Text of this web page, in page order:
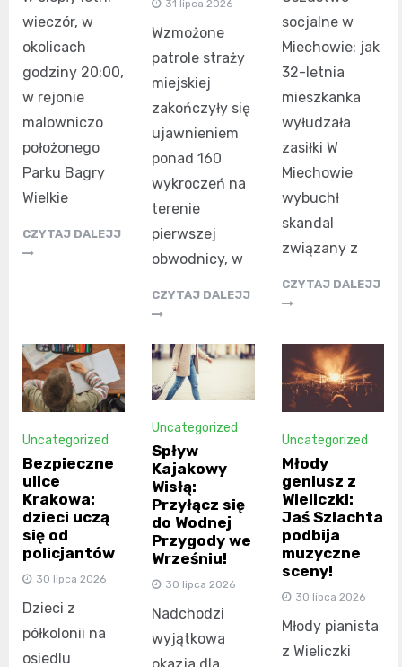
wieczór, w
okolicach
godziny 20:00,
w rejonie
malowniczo
położonego
Parku Bagry
Wielkie
CZYTAJ DALEJJ
31 lipca 2026
Wzmożone
patrole straży
miejskiej
zakończyły się
ujawnieniem
ponad 160
wykroczeń na
terenie
pierwszej
obwodnicy, w
CZYTAJ DALEJJ
socjalne w
Miechowie: jak
32-letnia
mieszkanka
wyłudzała
zasiłki W
Miechowie
wybuchł
skandal
związany z
CZYTAJ DALEJJ
Uncategorized
Bezpieczne
ulice
Krakowa:
dzieci uczą
się od
policjantów
30 lipca 2026
Dzieci z
półkolonii na
osiedlu
Uncategorized
Spływ
Kajakowy
Wisłą:
Przyłącz się
do Wodnej
Przygody we
Wrześniu!
30 lipca 2026
Nadchodzi
wyjątkowa
Uncategorized
Młody
geniusz z
Wieliczki:
Jaś Szlachta
podbija
muzyczne
sceny!
30 lipca 2026
Młody pianista
z Wieliczki